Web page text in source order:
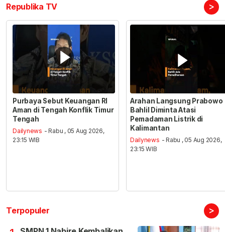
Republika TV >
Purbaya Sebut Keuangan RI
Aman di Tengah Konflik Timur
Tengah
Dailynews - Rabu , 05 Aug 2026,
23:15 WIB
Arahan Langsung Prabowo
Bahlil Diminta Atasi
Pemadaman Listrik di
Kalimantan
Dailynews - Rabu , 05 Aug 2026,
23:15 WIB
Terpopuler >